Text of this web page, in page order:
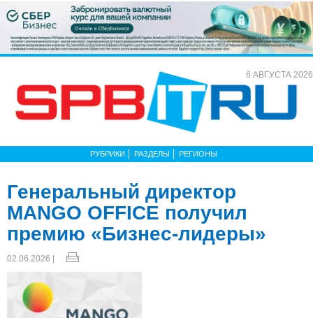
6 АВГУСТА 2026
РУБРИКИ РАЗДЕЛЫ РЕГИОНЫ
Генеральный директор
MANGO OFFICE получил
премию «Бизнес-лидеры»
02.06.2026 |